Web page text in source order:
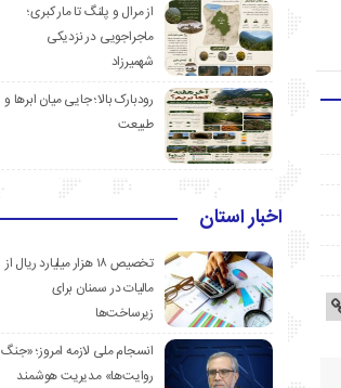
از مرال و پلنگ تا مار کبری؛
ماجراجویی در نزدیکی
شهمیرزاد
رودبارک بالا؛ جایی میان ابرها و
طبیعت
اخبار استان
تخصیص ۱۸ هزار میلیارد ریال از
مالیات در سمنان برای
زیرساخت‌ها
انسجام ملی لازمه امروز؛ «جنگ
روایت‌ها» مدیریت هوشمند